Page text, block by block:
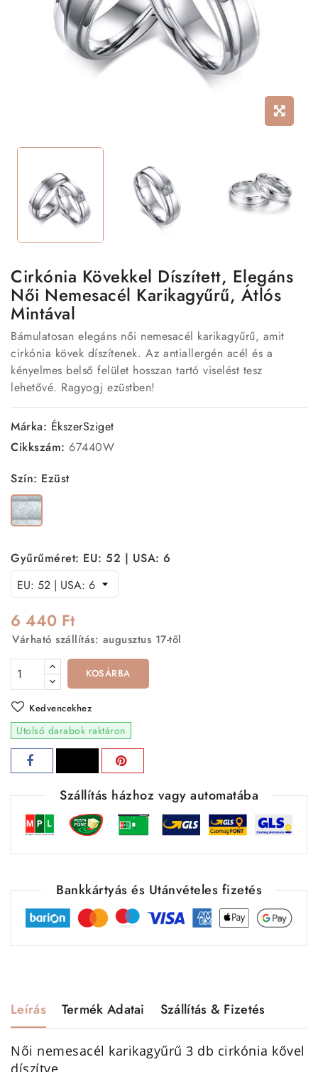
Cirkónia Kövekkel Díszített, Elegáns
Női Nemesacél Karikagyűrű, Átlós
Mintával
Bámulatosan elegáns női nemesacél karikagyűrű, amit
cirkónia kövek díszítenek. Az antiallergén acél és a
kényelmes belső felület hosszan tartó viselést tesz
lehetővé. Ragyogj ezüstben!
Márka: ÉkszerSziget
Cikkszám: 67440W
Szín: Ezüst
Ezüst
Gyűrűméret: EU: 52 | USA: 6
6 440 Ft
Várható szállítás: augusztus 17-től
KOSÁRBA
Kedvencekhez
Utolsó darabok raktáron
Szállítás házhoz vagy automatába
Bankkártyás és Utánvételes fizetés
Leírás Termék Adatai Szállítás & Fizetés
Női nemesacél karikagyűrű 3 db cirkónia kővel
díszítve